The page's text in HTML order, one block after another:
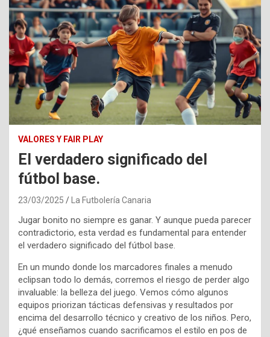
VALORES Y FAIR PLAY
El verdadero significado del
fútbol base.
23/03/2025 La Futbolería Canaria
Jugar bonito no siempre es ganar. Y aunque pueda parecer
contradictorio, esta verdad es fundamental para entender
el verdadero significado del fútbol base.
En un mundo donde los marcadores finales a menudo
eclipsan todo lo demás, corremos el riesgo de perder algo
invaluable: la belleza del juego. Vemos cómo algunos
equipos priorizan tácticas defensivas y resultados por
encima del desarrollo técnico y creativo de los niños. Pero,
¿qué enseñamos cuando sacrificamos el estilo en pos de